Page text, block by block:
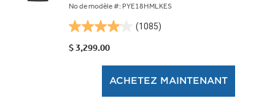
No de modèle #: PYE18HMLKES
(1085)
4.0
étoile(s)
$ 3,299.00
ACHETEZ MAINTENANT